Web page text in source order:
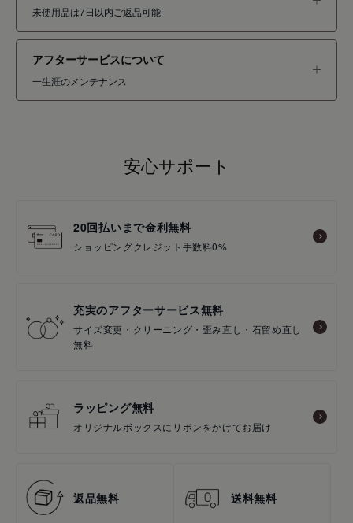
未使用品は7日以内ご返品可能
アフターサービスについて
一生涯のメンテナンス
安心サポート
20回払いまで金利無料
ショッピングクレジット手数料0%
充実のアフターサービス無料
サイズ変更・クリーニング・歪み直し・石留め直し
無料
ラッピング無料
オリジナルボックスにリボンをかけてお届け
返品無料 送料無料